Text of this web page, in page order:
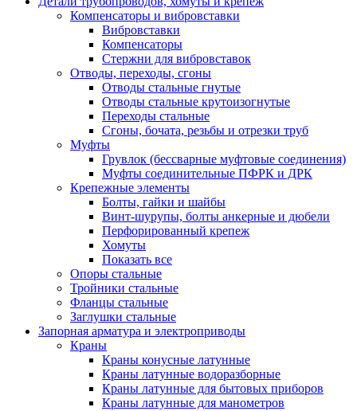
Компенсаторы и вибровставки
Вибровставки
Компенсаторы
Стержни для вибровставок
Отводы, переходы, сгоны
Отводы стальные гнутые
Отводы стальные крутоизогнутые
Переходы стальные
Сгоны, бочата, резьбы и отрезки труб
Муфты
Грувлок (бессварные муфтовые соединения)
Муфты соединительные ПФРК и ДРК
Крепежные элементы
Болты, гайки и шайбы
Винт-шурупы, болты анкерные и дюбели
Перфорированный крепеж
Хомуты
Показать все
Опоры стальные
Тройники стальные
Фланцы стальные
Заглушки стальные
Запорная арматура и электроприводы
Краны
Краны конусные латунные
Краны латунные водоразборные
Краны латунные для бытовых приборов
Краны латунные для манометров